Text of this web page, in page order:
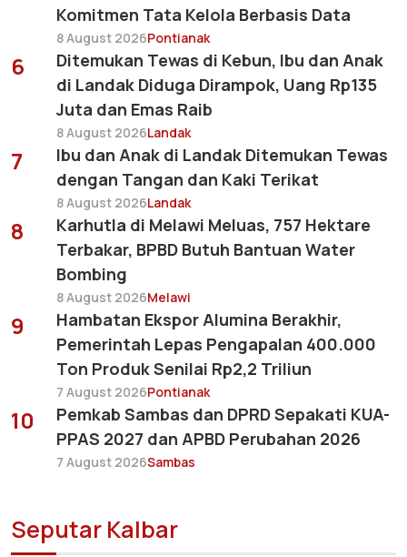
Komitmen Tata Kelola Berbasis Data
8 August 2026Pontianak
6
Ditemukan Tewas di Kebun, Ibu dan Anak
di Landak Diduga Dirampok, Uang Rp135
Juta dan Emas Raib
8 August 2026Landak
7
Ibu dan Anak di Landak Ditemukan Tewas
dengan Tangan dan Kaki Terikat
8 August 2026Landak
8
Karhutla di Melawi Meluas, 757 Hektare
Terbakar, BPBD Butuh Bantuan Water
Bombing
8 August 2026Melawi
9
Hambatan Ekspor Alumina Berakhir,
Pemerintah Lepas Pengapalan 400.000
Ton Produk Senilai Rp2,2 Triliun
7 August 2026Pontianak
10
Pemkab Sambas dan DPRD Sepakati KUA-
PPAS 2027 dan APBD Perubahan 2026
7 August 2026Sambas
Seputar Kalbar